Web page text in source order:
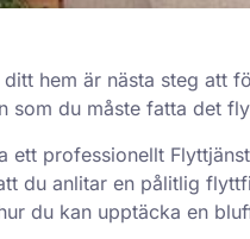
hem är nästa steg att
som du måste fatta det
ett professionellt
du anlitar en pålitlig
du kan upptäcka en